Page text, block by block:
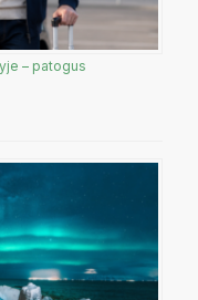
– patogus